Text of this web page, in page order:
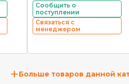
Сообщить о
поступлении
Связаться с
менеджером
+Больше товаров данной